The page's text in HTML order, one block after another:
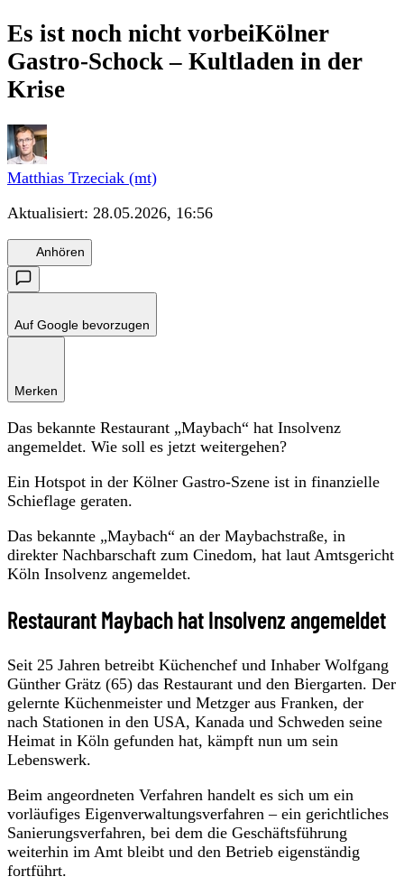
Es ist noch nicht vorbeiKölner
Gastro-Schock – Kultladen in der
Krise
Matthias Trzeciak (mt)
Aktualisiert: 28.05.2026, 16:56
Anhören
Auf Google bevorzugen
Merken
Das bekannte Restaurant „Maybach“ hat Insolvenz
angemeldet. Wie soll es jetzt weitergehen?
Ein Hotspot in der Kölner Gastro-Szene ist in finanzielle
Schieflage geraten.
Das bekannte „Maybach“ an der Maybachstraße, in
direkter Nachbarschaft zum Cinedom, hat laut Amtsgericht
Köln Insolvenz angemeldet.
Restaurant Maybach hat Insolvenz angemeldet
Seit 25 Jahren betreibt Küchenchef und Inhaber Wolfgang
Günther Grätz (65) das Restaurant und den Biergarten. Der
gelernte Küchenmeister und Metzger aus Franken, der
nach Stationen in den USA, Kanada und Schweden seine
Heimat in Köln gefunden hat, kämpft nun um sein
Lebenswerk.
Beim angeordneten Verfahren handelt es sich um ein
vorläufiges Eigenverwaltungsverfahren – ein gerichtliches
Sanierungsverfahren, bei dem die Geschäftsführung
weiterhin im Amt bleibt und den Betrieb eigenständig
fortführt.